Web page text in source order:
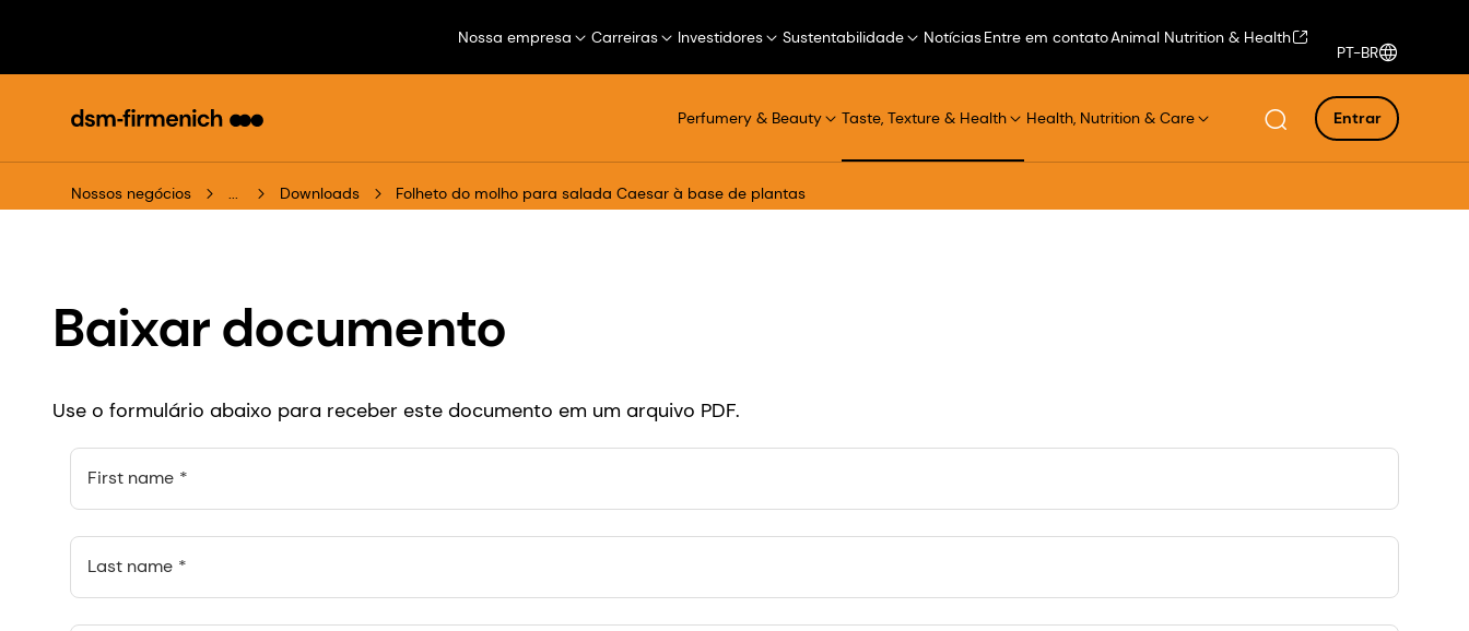
Nossa empresa Carreiras Investidores Sustentabilidade NotíciasEntre em contatoAnimal Nutrition & Health
PT-BR
Perfumery & Beauty Taste, Texture & Health Health, Nutrition & Care Entrar
Nossos negócios ... Downloads Folheto do molho para salada Caesar à base de plantas
Baixar documento
Use o formulário abaixo para receber este documento em um arquivo PDF.
First name
Last name